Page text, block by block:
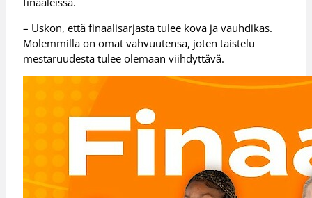
– Uskon, että finaalisarjasta tulee kova ja vauhdikas.
Molemmilla on omat vahvuutensa, joten taistelu
mestaruudesta tulee olemaan viihdyttävä.